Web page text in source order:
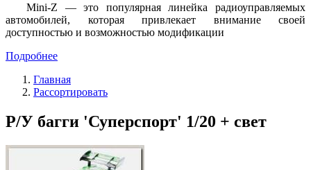
Mini-Z — это популярная линейка радиоуправляемых
автомобилей, которая привлекает внимание своей
доступностью и возможностью модификации
Подробнее
Главная
Рассортировать
Р/У багги 'Суперспорт' 1/20 + свет